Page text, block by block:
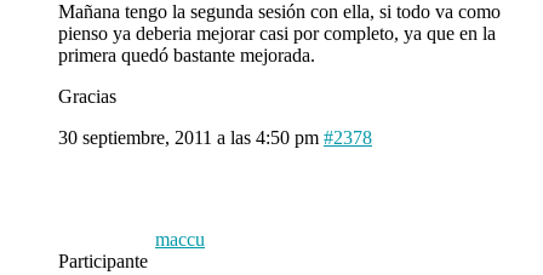
Mañana tengo la segunda sesión con ella, si todo va como
pienso ya deberia mejorar casi por completo, ya que en la
primera quedó bastante mejorada.
Gracias
30 septiembre, 2011 a las 4:50 pm #2378
maccu
Participante